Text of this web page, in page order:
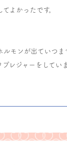
よかったです。
モンが出ていつま
レジャーをしていま